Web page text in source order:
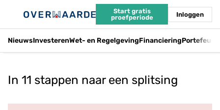
Start gratis
proefperiode
Inloggen
NieuwsInvesterenWet- en RegelgevingFinanciering
In 11 stappen naar een splitsing